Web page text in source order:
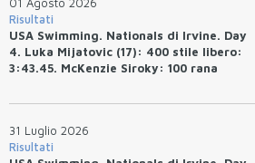
Risultati
USA Swimming. Nationals di Irvine. Day
4. Luka Mijatovic (17): 400 stile libero:
3:43.45. McKenzie Siroky: 100 rana
Avakov: 100 rana (58.87).
31 Luglio 2026
Risultati